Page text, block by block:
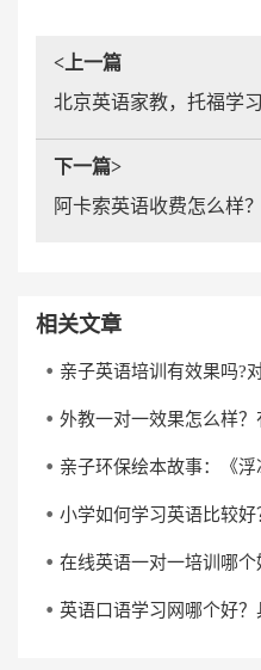
<上一篇
北京英语家教，托福学
下一篇>
阿卡索英语收费怎么样
相关文章
亲子英语培训有效果吗?
外教一对一效果怎么样？
亲子环保绘本故事：《浮
小学如何学习英语比较好
在线英语一对一培训哪个
英语口语学习网哪个好？